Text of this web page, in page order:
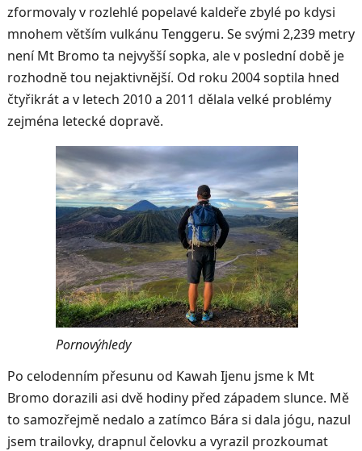
zformovaly v rozlehlé popelavé kaldeře zbylé po kdysi
mnohem větším vulkánu Tenggeru. Se svými 2,239 metry
není Mt Bromo ta nejvyšší sopka, ale v poslední době je
rozhodně tou nejaktivnější. Od roku 2004 soptila hned
čtyřikrát a v letech 2010 a 2011 dělala velké problémy
zejména letecké dopravě.
Pornovýhledy
Po celodenním přesunu od Kawah Ijenu jsme k Mt
Bromo dorazili asi dvě hodiny před západem slunce. Mě
to samozřejmě nedalo a zatímco Bára si dala jógu, nazul
jsem trailovky, drapnul čelovku a vyrazil prozkoumat